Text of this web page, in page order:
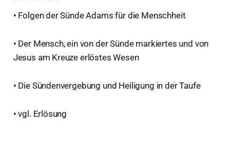
• Folgen der Sünde Adams für die Menschheit
• Der Mensch, ein von der Sünde markiertes und von
Jesus am Kreuze erlöstes Wesen
• Die Sündenvergebung und Heiligung in der Taufe
• vgl. Erlösung